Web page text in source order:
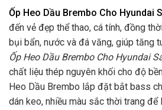
Ốp Heo Dầu Brembo Cho Hyundai
đến vẻ đẹp thể thao, cá tính, đồng
bụi bẩn, nước và đá văng, giúp tăng
Ốp Heo Dầu Brembo Cho Hyundai
chất liệu thép nguyên khối cho độ
Heo Dầu Brembo lắp đặt bắt bass
dán keo, nhiều màu sắc thời trang để